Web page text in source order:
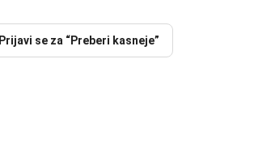
Prijavi se za “Preberi kasneje”